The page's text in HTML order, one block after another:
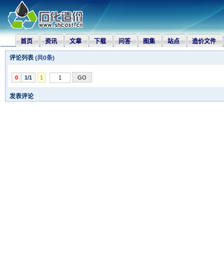
首页 资讯 文章 下载 问答 图集 站点 造价文件
评论列表 (共0条)
0 1/1 1
发表评论